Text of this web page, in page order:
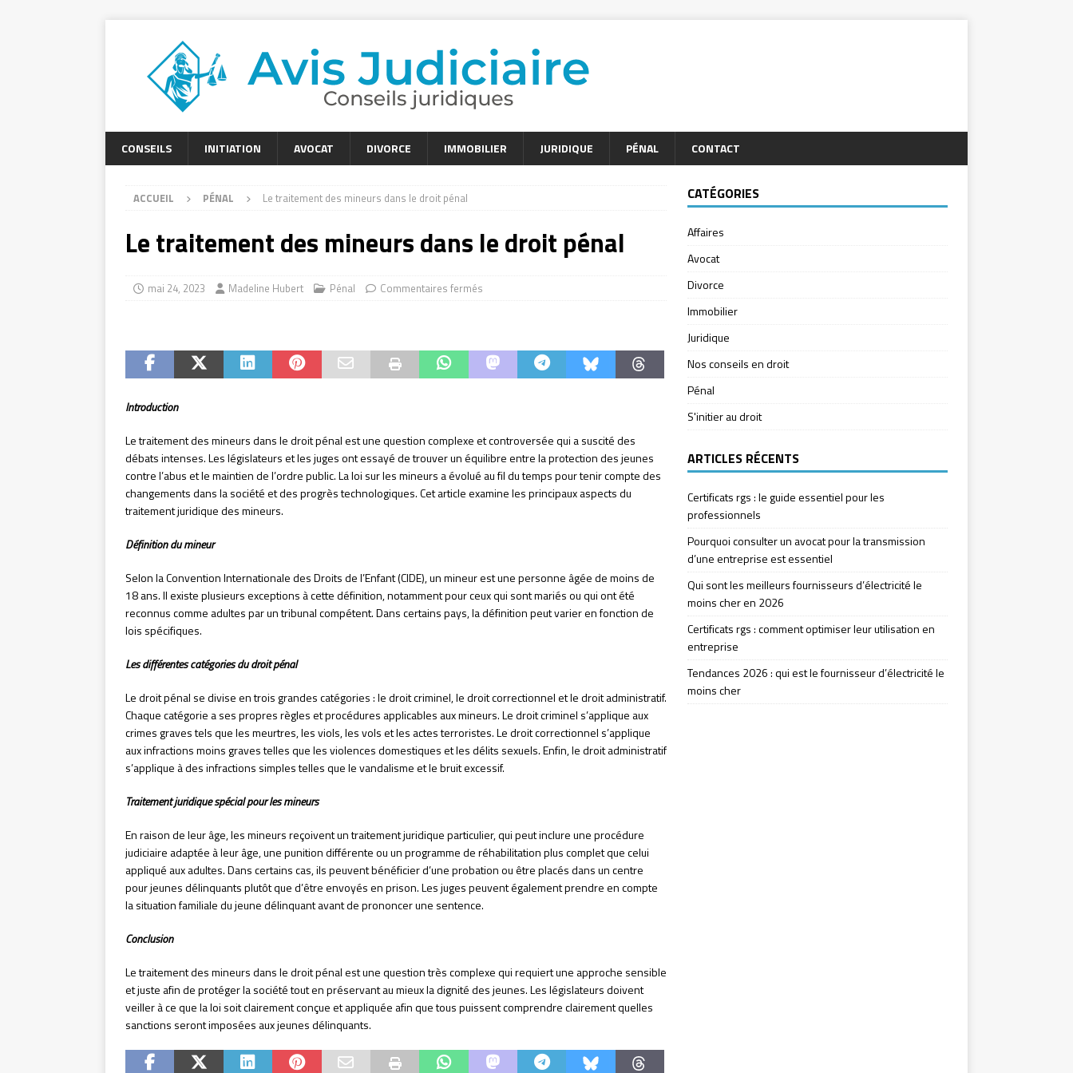
CONSEILS INITIATION AVOCAT DIVORCE IMMOBILIER JURIDIQUE PÉNAL CONTACT
ACCUEIL PÉNAL Le traitement des mineurs dans le droit pénal
Le traitement des mineurs dans le droit pénal
mai 24, 2023 Madeline Hubert Pénal Commentaires fermés
Introduction
Le traitement des mineurs dans le droit pénal est une question complexe et controversée qui a suscité des
débats intenses. Les législateurs et les juges ont essayé de trouver un équilibre entre la protection des jeunes
contre l’abus et le maintien de l’ordre public. La loi sur les mineurs a évolué au fil du temps pour tenir compte des
changements dans la société et des progrès technologiques. Cet article examine les principaux aspects du
traitement juridique des mineurs.
Définition du mineur
Selon la Convention Internationale des Droits de l’Enfant (CIDE), un mineur est une personne âgée de moins de
18 ans. Il existe plusieurs exceptions à cette définition, notamment pour ceux qui sont mariés ou qui ont été
reconnus comme adultes par un tribunal compétent. Dans certains pays, la définition peut varier en fonction de
lois spécifiques.
Les différentes catégories du droit pénal
Le droit pénal se divise en trois grandes catégories : le droit criminel, le droit correctionnel et le droit administratif.
Chaque catégorie a ses propres règles et procédures applicables aux mineurs. Le droit criminel s’applique aux
crimes graves tels que les meurtres, les viols, les vols et les actes terroristes. Le droit correctionnel s’applique
aux infractions moins graves telles que les violences domestiques et les délits sexuels. Enfin, le droit administratif
s’applique à des infractions simples telles que le vandalisme et le bruit excessif.
Traitement juridique spécial pour les mineurs
En raison de leur âge, les mineurs reçoivent un traitement juridique particulier, qui peut inclure une procédure
judiciaire adaptée à leur âge, une punition différente ou un programme de réhabilitation plus complet que celui
appliqué aux adultes. Dans certains cas, ils peuvent bénéficier d’une probation ou être placés dans un centre
pour jeunes délinquants plutôt que d’être envoyés en prison. Les juges peuvent également prendre en compte
la situation familiale du jeune délinquant avant de prononcer une sentence.
Conclusion
Le traitement des mineurs dans le droit pénal est une question très complexe qui requiert une approche sensible
et juste afin de protéger la société tout en préservant au mieux la dignité des jeunes. Les législateurs doivent
veiller à ce que la loi soit clairement conçue et appliquée afin que tous puissent comprendre clairement quelles
sanctions seront imposées aux jeunes délinquants.
CATÉGORIES
Affaires
Avocat
Divorce
Immobilier
Juridique
Nos conseils en droit
Pénal
S'initier au droit
ARTICLES RÉCENTS
Certificats rgs : le guide essentiel pour les
professionnels
Pourquoi consulter un avocat pour la transmission
d’une entreprise est essentiel
Qui sont les meilleurs fournisseurs d’électricité le
moins cher en 2026
Certificats rgs : comment optimiser leur utilisation en
entreprise
Tendances 2026 : qui est le fournisseur d’électricité le
moins cher